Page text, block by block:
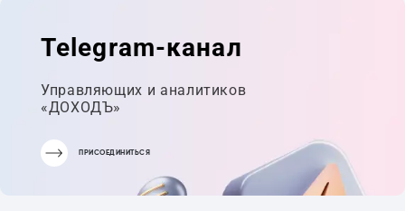
Telegram-канал
Управляющих и аналитиков
«ДОХОДЪ»
ПРИСОЕДИНИТЬСЯ